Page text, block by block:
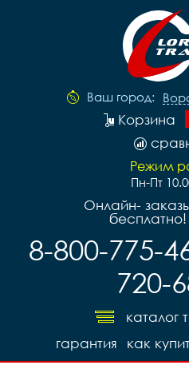
Ваш город:
Корзина
Режим
Пн-Пт
Онлайн-
бесплатно!
8-800-775-
720-
каталог
как
гарантия